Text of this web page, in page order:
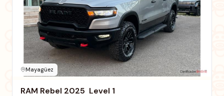
Mayagüez
RAM Rebel 2025  Level 1